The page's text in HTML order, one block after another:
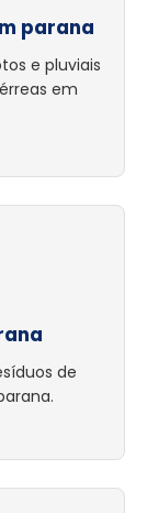
parana
e pluviais
em
de